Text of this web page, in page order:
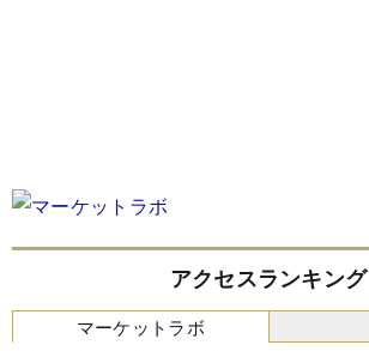
アクセスランキング
マーケットラボ